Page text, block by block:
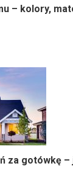
– kolory,
za gotówkę –